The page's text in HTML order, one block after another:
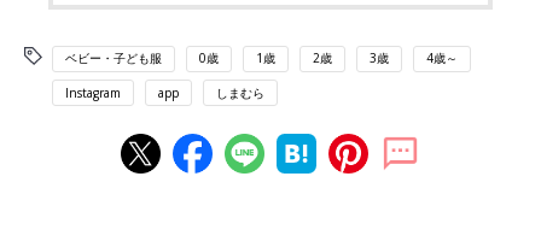
ベビー・子ども服 0歳 1歳 2歳 3歳 4歳～
Instagram app しまむら